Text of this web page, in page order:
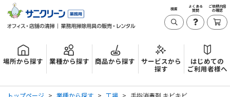
検索 よくある
質問
ご依頼内容
の確認
場所から探す 業種から探す 商品から探す サービスから
探す
はじめての
ご利用者様へ